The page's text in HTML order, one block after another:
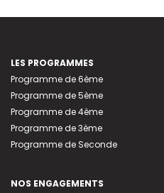
LES PROGRAMMES
Programme de 6ème
Programme de 5ème
Programme de 4ème
Programme de 3ème
Programme de Seconde
NOS ENGAGEMENTS